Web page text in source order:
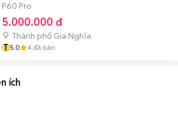
P60 Pro
5.000.000 đ
Thành phố Gia Nghĩa
T 5.0 4 đã bán
ích